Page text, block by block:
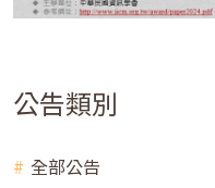
公告類別
全部公告